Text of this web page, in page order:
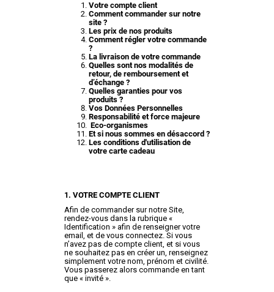
Votre compte client
Comment commander sur notre
site ?
Les prix de nos produits
Comment régler votre commande
?
La livraison de votre commande
Quelles sont nos modalités de
retour, de remboursement et
d’échange ?
Quelles garanties pour vos
produits ?
Vos Données Personnelles
Responsabilité et force majeure
Eco-organismes
Et si nous sommes en désaccord ?
Les conditions d'utilisation de
votre carte cadeau
1. VOTRE COMPTE CLIENT
Afin de commander sur notre Site,
rendez-vous dans la rubrique «
Identification » afin de renseigner votre
email, et de vous connectez. Si vous
n’avez pas de compte client, et si vous
ne souhaitez pas en créer un, renseignez
simplement votre nom, prénom et civilité.
Vous passerez alors commande en tant
que « invité ».